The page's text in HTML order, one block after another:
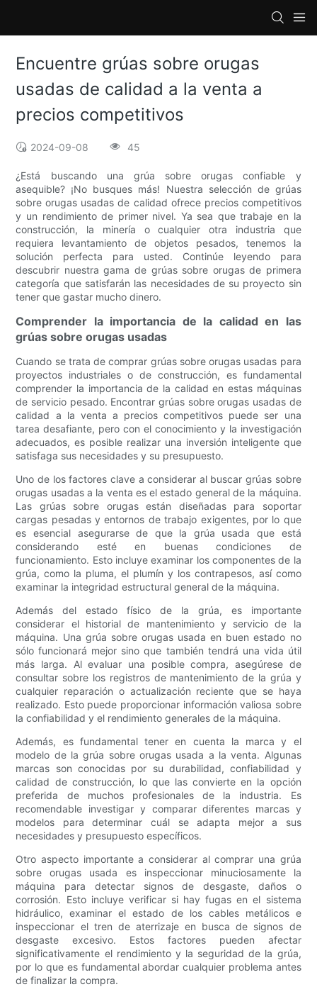
Encuentre grúas sobre orugas
usadas de calidad a la venta a
precios competitivos
2024-09-08 45
¿Está buscando una grúa sobre orugas confiable y
asequible? ¡No busques más! Nuestra selección de grúas
sobre orugas usadas de calidad ofrece precios competitivos
y un rendimiento de primer nivel. Ya sea que trabaje en la
construcción, la minería o cualquier otra industria que
requiera levantamiento de objetos pesados, tenemos la
solución perfecta para usted. Continúe leyendo para
descubrir nuestra gama de grúas sobre orugas de primera
categoría que satisfarán las necesidades de su proyecto sin
tener que gastar mucho dinero.
Comprender la importancia de la calidad en las
grúas sobre orugas usadas
Cuando se trata de comprar grúas sobre orugas usadas para
proyectos industriales o de construcción, es fundamental
comprender la importancia de la calidad en estas máquinas
de servicio pesado. Encontrar grúas sobre orugas usadas de
calidad a la venta a precios competitivos puede ser una
tarea desafiante, pero con el conocimiento y la investigación
adecuados, es posible realizar una inversión inteligente que
satisfaga sus necesidades y su presupuesto.
Uno de los factores clave a considerar al buscar grúas sobre
orugas usadas a la venta es el estado general de la máquina.
Las grúas sobre orugas están diseñadas para soportar
cargas pesadas y entornos de trabajo exigentes, por lo que
es esencial asegurarse de que la grúa usada que está
considerando esté en buenas condiciones de
funcionamiento. Esto incluye examinar los componentes de la
grúa, como la pluma, el plumín y los contrapesos, así como
examinar la integridad estructural general de la máquina.
Además del estado físico de la grúa, es importante
considerar el historial de mantenimiento y servicio de la
máquina. Una grúa sobre orugas usada en buen estado no
sólo funcionará mejor sino que también tendrá una vida útil
más larga. Al evaluar una posible compra, asegúrese de
consultar sobre los registros de mantenimiento de la grúa y
cualquier reparación o actualización reciente que se haya
realizado. Esto puede proporcionar información valiosa sobre
la confiabilidad y el rendimiento generales de la máquina.
Además, es fundamental tener en cuenta la marca y el
modelo de la grúa sobre orugas usada a la venta. Algunas
marcas son conocidas por su durabilidad, confiabilidad y
calidad de construcción, lo que las convierte en la opción
preferida de muchos profesionales de la industria. Es
recomendable investigar y comparar diferentes marcas y
modelos para determinar cuál se adapta mejor a sus
necesidades y presupuesto específicos.
Otro aspecto importante a considerar al comprar una grúa
sobre orugas usada es inspeccionar minuciosamente la
máquina para detectar signos de desgaste, daños o
corrosión. Esto incluye verificar si hay fugas en el sistema
hidráulico, examinar el estado de los cables metálicos e
inspeccionar el tren de aterrizaje en busca de signos de
desgaste excesivo. Estos factores pueden afectar
significativamente el rendimiento y la seguridad de la grúa,
por lo que es fundamental abordar cualquier problema antes
de finalizar la compra.